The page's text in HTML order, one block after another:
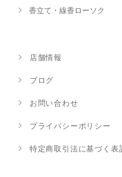
香立て・線香ローソク
店舗情報
ブログ
お問い合わせ
プライバシーポリシー
特定商取引法に基づく表